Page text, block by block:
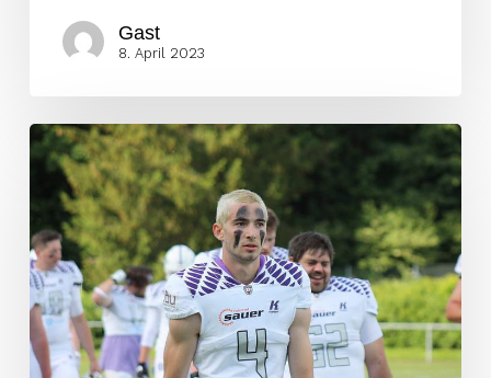
Gast
8. April 2023
Talentierter
Passempfänger
für
die
Kings